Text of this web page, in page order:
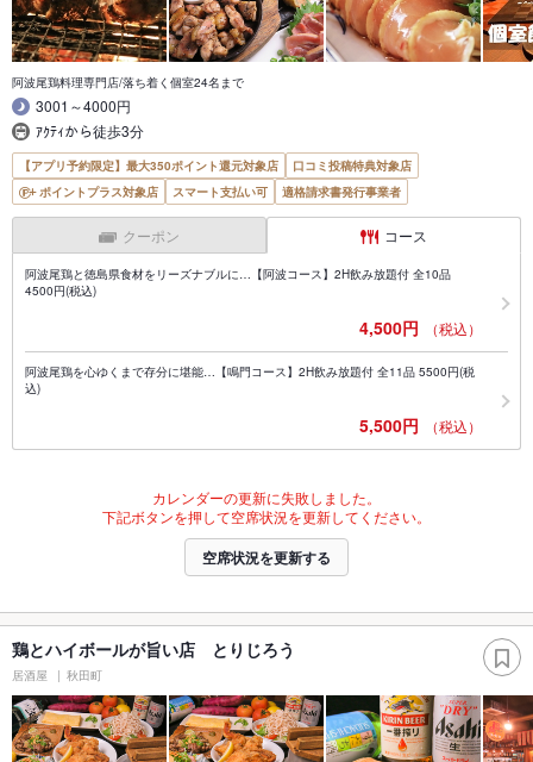
阿波尾鶏料理専門店/落ち着く個室24名まで
3001～4000円
ｱｸﾃｨから徒歩3分
【アプリ予約限定】最大350ポイント還元対象店
口コミ投稿特典対象店
ポイントプラス対象店
スマート支払い可 適格請求書発行事業者
クーポン コース
阿波尾鶏と徳島県食材をリーズナブルに…【阿波コース】2H飲み放題付 全10品
4500円(税込)
4,500円 （税込）
阿波尾鶏を心ゆくまで存分に堪能…【鳴門コース】2H飲み放題付 全11品 5500円(税
込)
5,500円 （税込）
カレンダーの更新に失敗しました。
下記ボタンを押して空席状況を更新してください。
空席状況を更新する
鶏とハイボールが旨い店 とりじろう
居酒屋 秋田町